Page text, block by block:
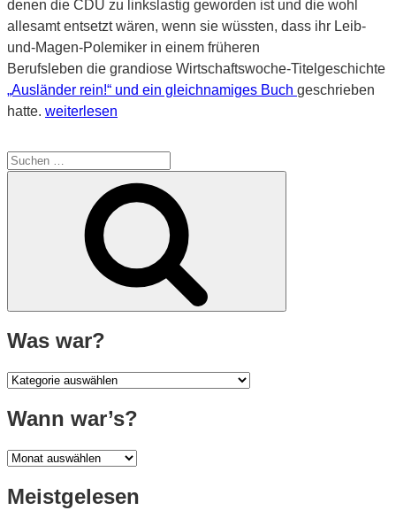
denen die CDU zu linkslastig geworden ist und die wohl
allesamt entsetzt wären, wenn sie wüssten, dass ihr Leib-
und-Magen-Polemiker in einem früheren
Berufsleben die grandiose Wirtschaftswoche-Titelgeschichte
„Ausländer rein!“ und ein gleichnamiges Buch geschrieben
hatte. „Tichys
weiterlesen
Suche
Was war?
Was
Wann war’s?
Wann
Meistgelesen